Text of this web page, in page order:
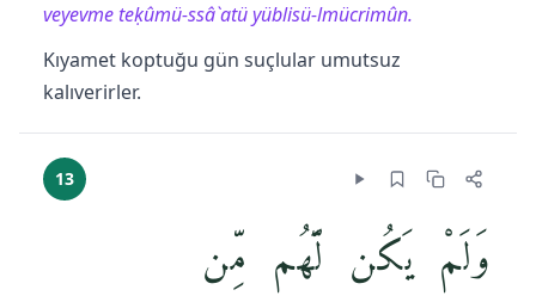
veyevme teḳûmü-ssâ`atü yüblisü-lmücrimûn.
Kıyamet koptuğu gün suçlular umutsuz
kalıverirler.
13
وَلَمْ يَكُن لَّهُم مِّن